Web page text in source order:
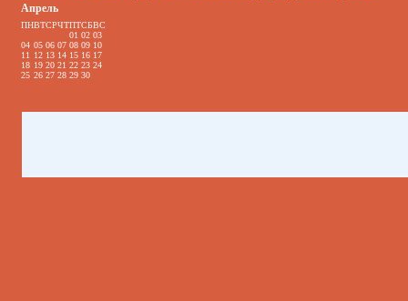
Апрель
ПНВТСРЧТПТСБВС
01 02 03
04 05 06 07 08 09 10
11 12 13 14 15 16 17
18 19 20 21 22 23 24
25 26 27 28 29 30